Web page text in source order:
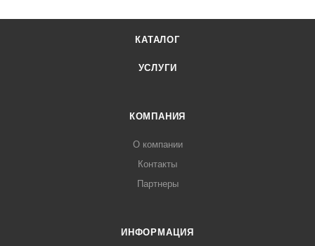
КАТАЛОГ
УСЛУГИ
КОМПАНИЯ
О компании
Контакты
Партнеры
ИНФОРМАЦИЯ